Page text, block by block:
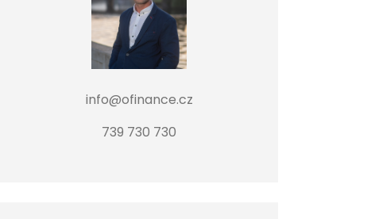
info@ofinance.cz
739 730 730